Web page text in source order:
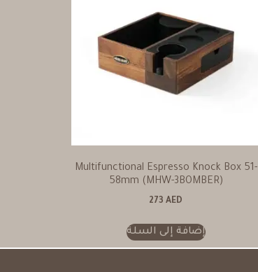
Multifunctional Espresso Knock Box 51-
58mm (MHW-3BOMBER)
273 AED
إضافة إلى السلة